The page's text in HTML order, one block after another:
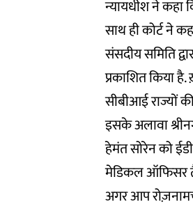
न्यायधीश ने कहा
साथ ही कोर्ट ने
संसदीय समिति
प्रकाशित किया
सीबीआई राज्यों
इसके अलावा
हेमंत सोरेन को
मेडिकल ऑफिसर
अगर आप